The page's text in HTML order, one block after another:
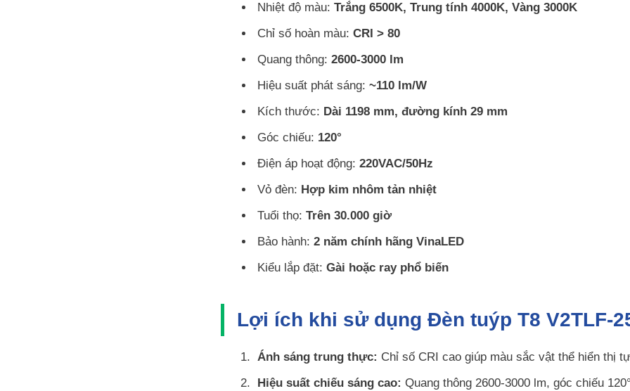
Nhiệt độ màu: Trắng 6500K, Trung tính 4000K, Vàng 3000K
Chỉ số hoàn màu: CRI > 80
Quang thông: 2600-3000 lm
Hiệu suất phát sáng: ~110 lm/W
Kích thước: Dài 1198 mm, đường kính 29 mm
Góc chiếu: 120°
Điện áp hoạt động: 220VAC/50Hz
Vỏ đèn: Hợp kim nhôm tản nhiệt
Tuổi thọ: Trên 30.000 giờ
Bảo hành: 2 năm chính hãng VinaLED
Kiểu lắp đặt: Gài hoặc ray phổ biến
Lợi ích khi sử dụng Đèn tuýp T8 V2TLF-
Ánh sáng trung thực: Chỉ số CRI cao giúp màu sắc vật thể hiển thị
Hiệu suất chiếu sáng cao: Quang thông 2600-3000 lm, góc chiếu